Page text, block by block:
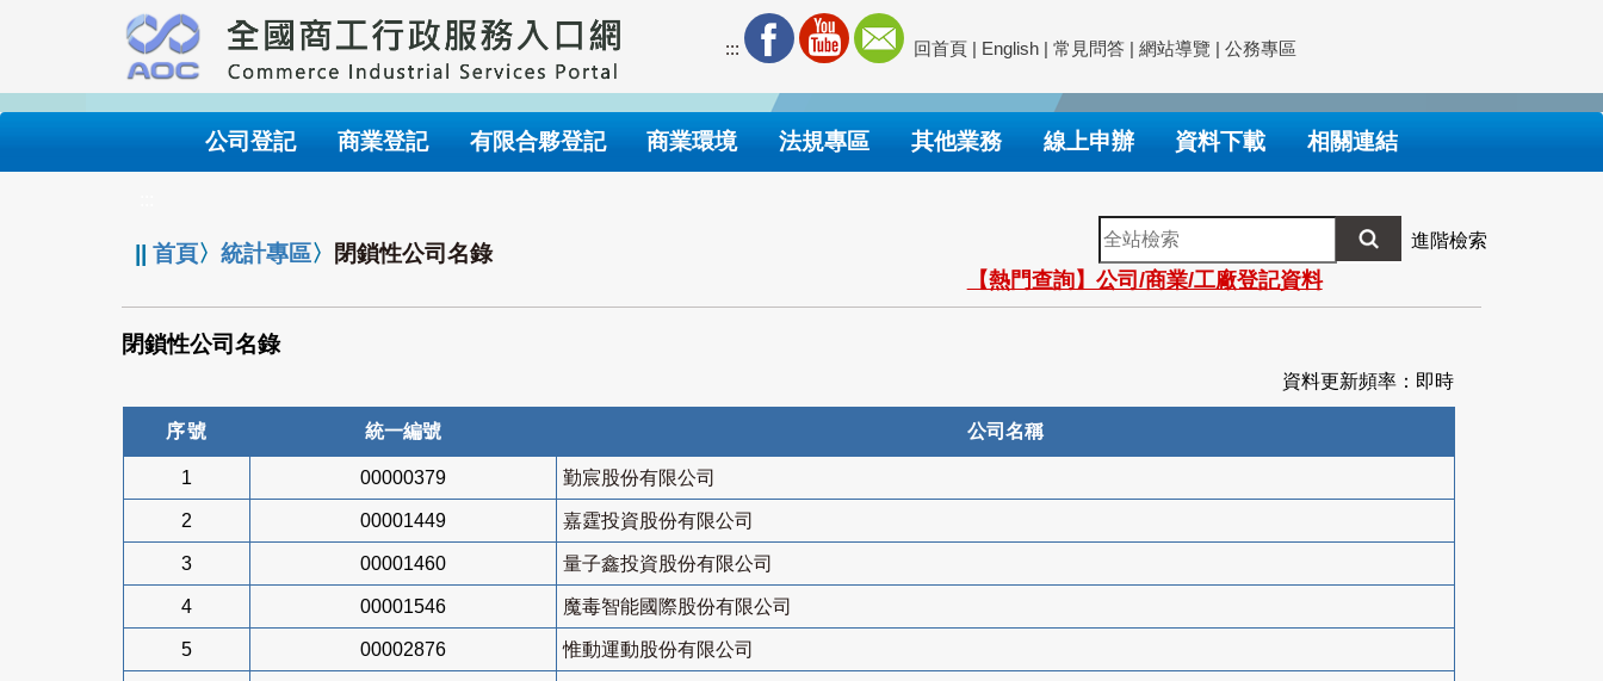
要
內
::: 回首頁 | English | 常見問答 | 網站導覽 | 公務專區
公司登記 商業登記 有限合夥登記 商業環境 法規專區 其他業務 線上申辦 資料下載 相關連結
||首頁〉統計專區〉 閉鎖性公司名錄
全
站
檢
索
進階檢索
【熱門查詢】公司/商業/工廠登記資料
閉鎖性公司名錄
資料更新頻率：即時
序號 統一編號 公司名稱
1 00000379 勤宸股份有限公司
2 00001449 嘉霆投資股份有限公司
3 00001460 量子鑫投資股份有限公司
4 00001546 魔毒智能國際股份有限公司
5 00002876 惟動運動股份有限公司